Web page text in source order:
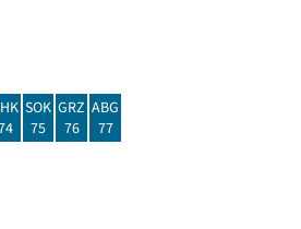
SOK
75
GRZ
76
ABG
77